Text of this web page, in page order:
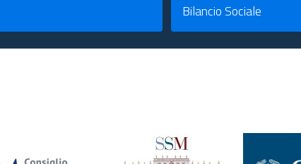
Bilancio Sociale